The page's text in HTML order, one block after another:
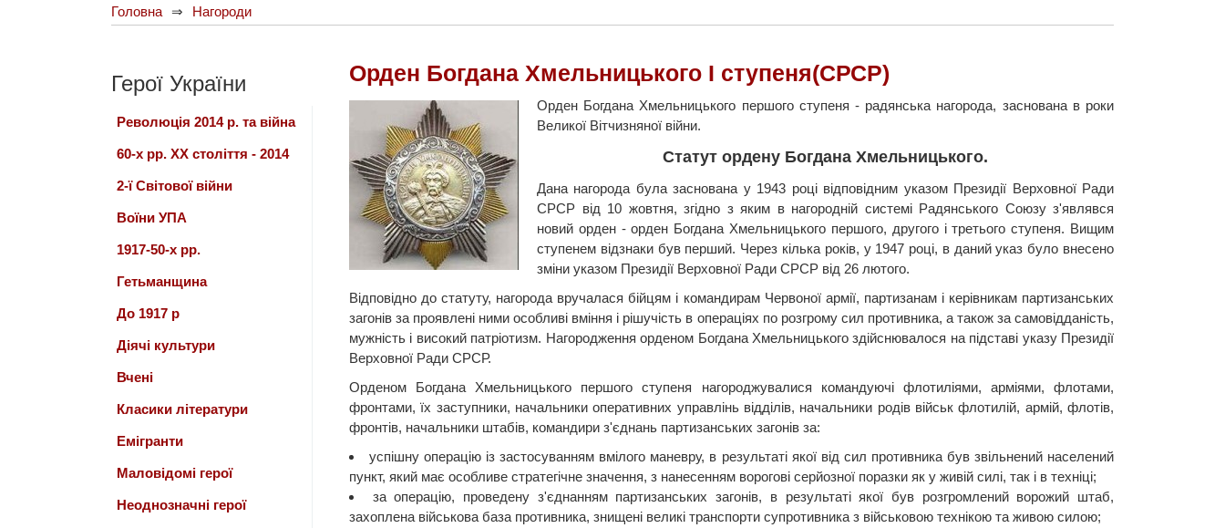
Головна Нагороди
Орден Богдана Хмельницького І ступеня(СРСР)
Орден Богдана Хмельницького першого ступеня - радянська нагорода, заснована в роки
Великої Вітчизняної війни.
Статут ордену Богдана Хмельницького.
Дана нагорода була заснована у 1943 році відповідним указом Президії Верховної Ради
СРСР від 10 жовтня, згідно з яким в нагородній системі Радянського Союзу з'являвся
новий орден - орден Богдана Хмельницького першого, другого і третього ступеня. Вищим
ступенем відзнаки був перший. Через кілька років, у 1947 році, в даний указ було внесено
зміни указом Президії Верховної Ради СРСР від 26 лютого.
Відповідно до статуту, нагорода вручалася бійцям і командирам Червоної армії, партизанам і керівникам партизанських
загонів за проявлені ними особливі вміння і рішучість в операціях по розгрому сил противника, а також за самовідданість,
мужність і високий патріотизм. Нагородження орденом Богдана Хмельницького здійснювалося на підставі указу Президії
Верховної Ради СРСР.
Орденом Богдана Хмельницького першого ступеня нагороджувалися командуючі флотиліями, арміями, флотами,
фронтами, їх заступники, начальники оперативних управлінь відділів, начальники родів військ флотилій, армій, флотів,
фронтів, начальники штабів, командири з'єднань партизанських загонів за:
успішну операцію із застосуванням вмілого маневру, в результаті якої від сил противника був звільнений населений
пункт, який має особливе стратегічне значення, з нанесенням ворогові серйозної поразки як у живій силі, так і в техніці;
за операцію, проведену з'єднанням партизанських загонів, в результаті якої був розгромлений ворожий штаб,
захоплена військова база противника, знищені великі транспорти супротивника з військовою технікою та живою силою;
Герої України
Революція 2014 р. та війна
60-х рр. ХХ століття - 2014
2-ї Світової війни
Воїни УПА
1917-50-х рр.
Гетьманщина
До 1917 р
Діячі культури
Вчені
Класики літератури
Емігранти
Маловідомі герої
Неоднозначні герої